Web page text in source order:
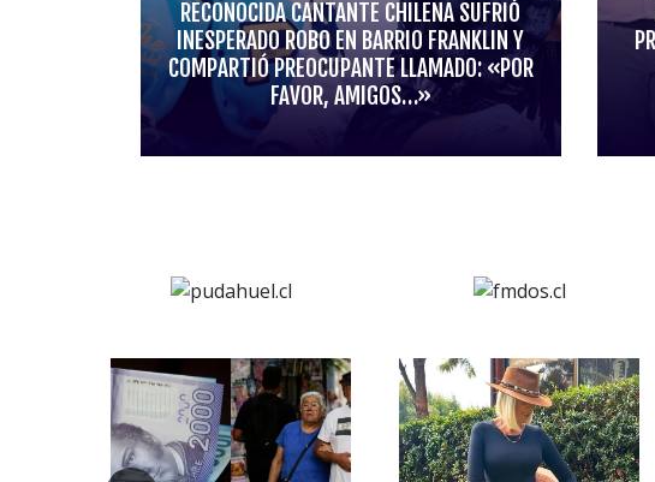
RECONOCIDA CANTANTE CHILENA SUFRIÓ
INESPERADO ROBO EN BARRIO FRANKLIN Y
COMPARTIÓ PREOCUPANTE LLAMADO: «POR
FAVOR, AMIGOS…»